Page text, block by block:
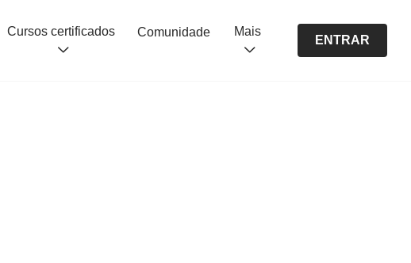
Cursos certificados Comunidade Mais
ENTRAR